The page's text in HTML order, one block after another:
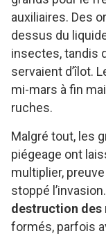
auxiliaires. Des
dessus du
insectes, tandis
servaient d’îlot.
mi-mars à fin
ruches.
Malgré tout, les
piégeage ont
multiplier,
stoppé
destruction des
formés, parfois